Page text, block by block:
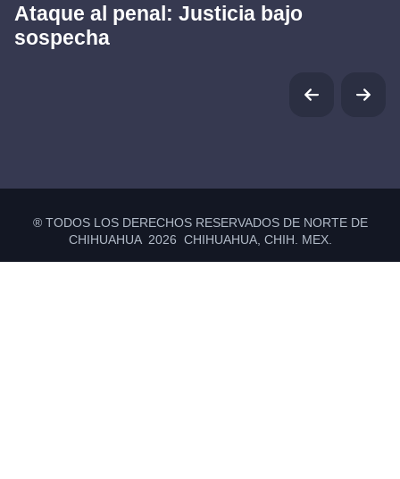
Ataque al penal: Justicia bajo
sospecha
® TODOS LOS DERECHOS RESERVADOS DE NORTE DE
CHIHUAHUA 2026 CHIHUAHUA, CHIH. MEX.